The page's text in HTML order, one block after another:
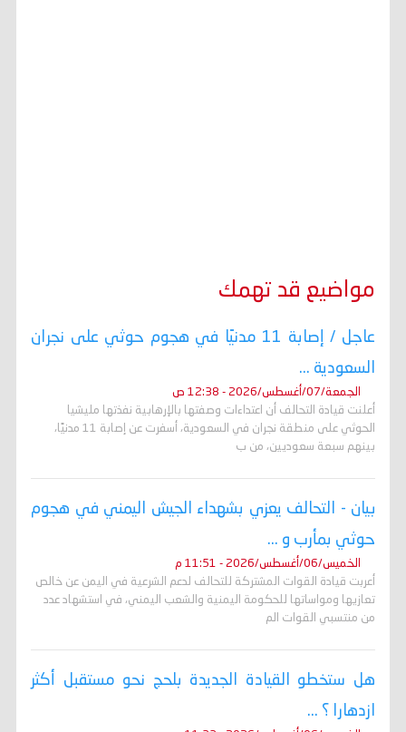
مواضيع قد تهمك
عاجل / إصابة 11 مدنيًا في هجوم حوثي على نجران
السعودية ...
الجمعة/07/أغسطس/2026 - 12:38 ص
أعلنت قيادة التحالف أن اعتداءات وصفتها بالإرهابية نفذتها مليشيا
الحوثي على منطقة نجران في السعودية، أسفرت عن إصابة 11 مدنيًا،
بينهم سبعة سعوديين، من ب
بيان - التحالف يعزي بشهداء الجيش اليمني في هجوم
حوثي بمأرب و ...
الخميس/06/أغسطس/2026 - 11:51 م
أعربت قيادة القوات المشتركة للتحالف لدعم الشرعية في اليمن عن خالص
تعازيها ومواساتها للحكومة اليمنية والشعب اليمني، في استشهاد عدد
من منتسبي القوات الم
هل ستخطو القيادة الجديدة بلحج نحو مستقبل أكثر
ازدهارا ؟ ...